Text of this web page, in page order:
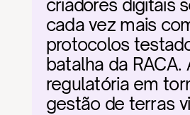
criadores digitais
cada vez mais
protocolos
batalha da RACA.
regulatória em
gestão de terras